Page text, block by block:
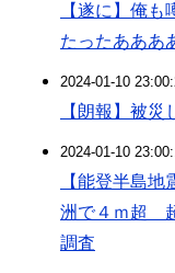
【遂に】俺
たったあああ
2024-01-10
【朗報】被
2024-01-10
【能登半島
洲で４ｍ超
調査